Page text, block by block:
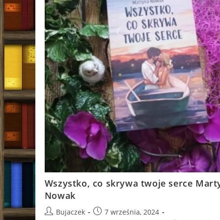
Wszystko, co skrywa twoje serce
Nowak
PostBujaczek
Post7 września, 2024